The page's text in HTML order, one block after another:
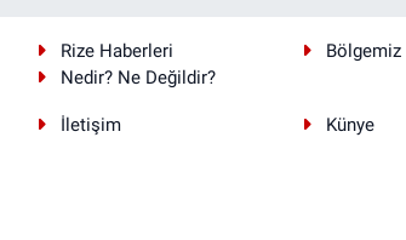
Rize Haberleri
Bölgemiz
Nedir? Ne Değildir?
İletişim Künye